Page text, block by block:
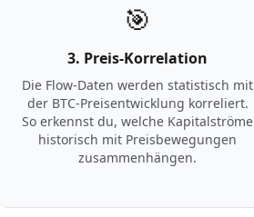
🎯
3. Preis-Korrelation
Die Flow-Daten werden statistisch mit
der BTC-Preisentwicklung korreliert.
So erkennst du, welche Kapitalströme
historisch mit Preisbewegungen
zusammenhängen.